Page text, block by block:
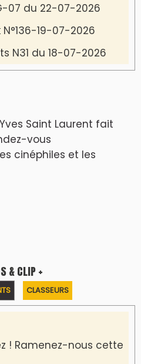
07 du 22-07-2026
19-07-2026
N31 du 18-07-2026
Saint Laurent fait
vous
cinéphiles et les
& CLIP +
CLASSEURS
! Ramenez-nous cette